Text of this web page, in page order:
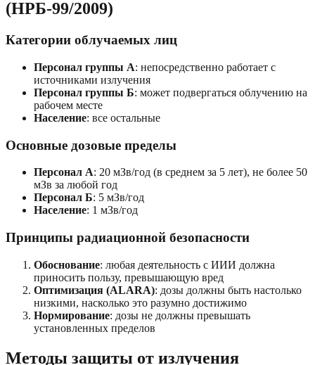
(НРБ-99/2009)
Категории облучаемых лиц
Персонал группы А: непосредственно работает с
источниками излучения
Персонал группы Б: может подвергаться облучению на
рабочем месте
Население: все остальные
Основные дозовые пределы
Персонал А: 20 мЗв/год (в среднем за 5 лет), не более 50
мЗв за любой год
Персонал Б: 5 мЗв/год
Население: 1 мЗв/год
Принципы радиационной безопасности
Обоснование: любая деятельность с ИИИ должна
приносить пользу, превышающую вред
Оптимизация (ALARA): дозы должны быть настолько
низкими, насколько это разумно достижимо
Нормирование: дозы не должны превышать
установленных пределов
Методы защиты от излучения